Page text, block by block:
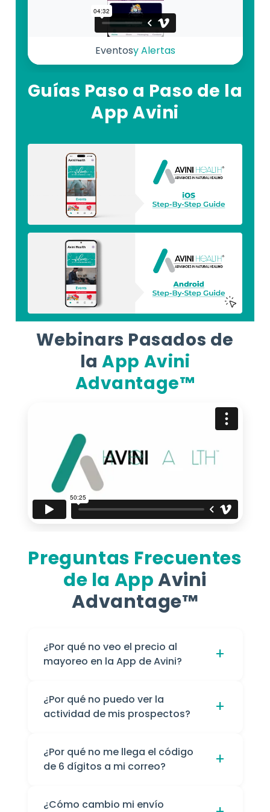
Eventosy Alertas
Guías Paso a Paso de la
App Avini
Webinars Pasados de
la App Avini
Advantage™
Preguntas Frecuentes
de la AppAvini
Advantage™
¿Por qué no veo el precio al
mayoreo en la App de Avini?
+
cuenta de Avini. Una vez que inicies sesión,
verás los precios correctos.
¿Por qué no puedo ver la
actividad de mis prospectos?
+
con leyes anti-spam y de mensajería que
evitan que los enlaces rastreen a los
opt-in.
¿Por qué no me llega el código
de 6 dígitos a mi correo?
+
que está ligado a tu Back Office de Avini.
¿Cómo cambio mi envío